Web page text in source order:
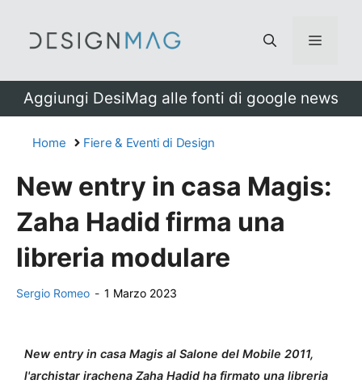
Menu
Aggiungi DesiMag alle fonti di google news
Home Fiere & Eventi di Design
New entry in casa Magis:
Zaha Hadid firma una
libreria modulare
Sergio Romeo - 1 Marzo 2023
New entry in casa Magis al Salone del Mobile 2011,
l'archistar irachena Zaha Hadid ha firmato una libreria